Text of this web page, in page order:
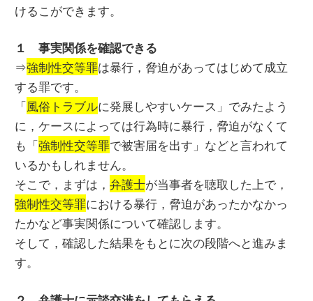
けるこができます。
１ 事実関係を確認できる
⇒強制性交等罪は暴行，脅迫があってはじめて成立
する罪です。
「風俗トラブルに発展しやすいケース」でみたよう
に，ケースによっては行為時に暴行，脅迫がなくて
も「強制性交等罪で被害届を出す」などと言われて
いるかもしれません。
そこで，まずは，弁護士が当事者を聴取した上で，
強制性交等罪における暴行，脅迫があったかなかっ
たかなど事実関係について確認します。
そして，確認した結果をもとに次の段階へと進みま
す。